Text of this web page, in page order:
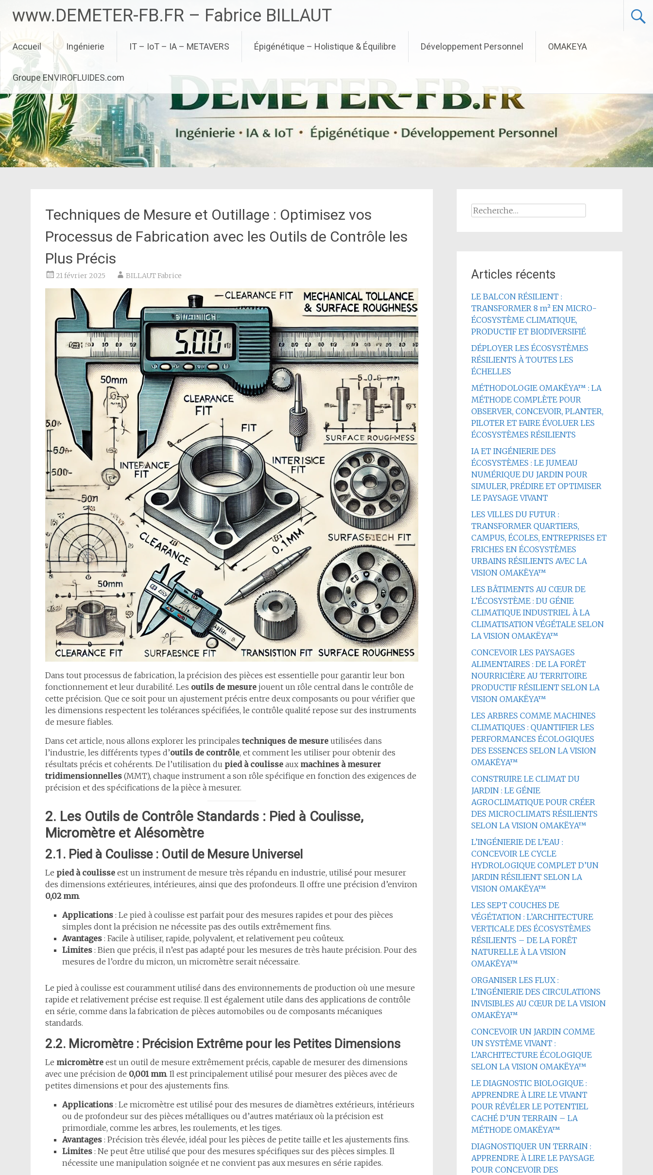
contenu
www.DEMETER-FB.FR – Fabrice BILLAUT
Accueil Ingénierie IT – IoT – IA – METAVERS Épigénétique – Holistique & Équilibre Développement Personnel OMAKEYA
Groupe ENVIROFLUIDES.com
Techniques de Mesure et Outillage : Optimisez vos
Processus de Fabrication avec les Outils de Contrôle les
Plus Précis
21 février 2025 BILLAUT Fabrice
Dans tout processus de fabrication, la précision des pièces est essentielle pour garantir leur bon
fonctionnement et leur durabilité. Les outils de mesure jouent un rôle central dans le contrôle de
cette précision. Que ce soit pour un ajustement précis entre deux composants ou pour vérifier que
les dimensions respectent les tolérances spécifiées, le contrôle qualité repose sur des instruments
de mesure fiables.
Dans cet article, nous allons explorer les principalestechniques de mesure utilisées dans
l’industrie, les différents types d’outils de contrôle, et comment les utiliser pour obtenir des
résultats précis et cohérents. De l’utilisation du pied à coulisse aux machines à mesurer
tridimensionnelles (MMT), chaque instrument a son rôle spécifique en fonction des exigences de
précision et des spécifications de la pièce à mesurer.
2. Les Outils de Contrôle Standards : Pied à Coulisse,
Micromètre et Alésomètre
2.1. Pied à Coulisse : Outil de Mesure Universel
Le pied à coulisse est un instrument de mesure très répandu en industrie, utilisé pour mesurer
des dimensions extérieures, intérieures, ainsi que des profondeurs. Il offre une précision d’environ
0,02 mm.
Applications : Le pied à coulisse est parfait pour des mesures rapides et pour des pièces
simples dont la précision ne nécessite pas des outils extrêmement fins.
Avantages : Facile à utiliser, rapide, polyvalent, et relativement peu coûteux.
Limites : Bien que précis, il n’est pas adapté pour les mesures de très haute précision. Pour des
mesures de l’ordre du micron, un micromètre serait nécessaire.
Le pied à coulisse est couramment utilisé dans des environnements de production où une mesure
rapide et relativement précise est requise. Il est également utile dans des applications de contrôle
en série, comme dans la fabrication de pièces automobiles ou de composants mécaniques
standards.
2.2. Micromètre : Précision Extrême pour les Petites Dimensions
Le micromètre est un outil de mesure extrêmement précis, capable de mesurer des dimensions
avec une précision de 0,001 mm. Il est principalement utilisé pour mesurer des pièces avec de
petites dimensions et pour des ajustements fins.
Applications : Le micromètre est utilisé pour des mesures de diamètres extérieurs, intérieurs
ou de profondeur sur des pièces métalliques ou d’autres matériaux où la précision est
primordiale, comme les arbres, les roulements, et les tiges.
Avantages : Précision très élevée, idéal pour les pièces de petite taille et les ajustements fins.
Limites : Ne peut être utilisé que pour des mesures spécifiques sur des pièces simples. Il
nécessite une manipulation soignée et ne convient pas aux mesures en série rapides.
Rechercher :
Articles récents
LE BALCON RÉSILIENT :
TRANSFORMER 8 m² EN MICRO-
ÉCOSYSTÈME CLIMATIQUE,
PRODUCTIF ET BIODIVERSIFIÉ
DÉPLOYER LES ÉCOSYSTÈMES
RÉSILIENTS À TOUTES LES
ÉCHELLES
MÉTHODOLOGIE OMAKËYA™ : LA
MÉTHODE COMPLÈTE POUR
OBSERVER, CONCEVOIR, PLANTER,
PILOTER ET FAIRE ÉVOLUER LES
ÉCOSYSTÈMES RÉSILIENTS
IA ET INGÉNIERIE DES
ÉCOSYSTÈMES : LE JUMEAU
NUMÉRIQUE DU JARDIN POUR
SIMULER, PRÉDIRE ET OPTIMISER
LE PAYSAGE VIVANT
LES VILLES DU FUTUR :
TRANSFORMER QUARTIERS,
CAMPUS, ÉCOLES, ENTREPRISES ET
FRICHES EN ÉCOSYSTÈMES
URBAINS RÉSILIENTS AVEC LA
VISION OMAKËYA™
LES BÂTIMENTS AU CŒUR DE
L’ÉCOSYSTÈME : DU GÉNIE
CLIMATIQUE INDUSTRIEL À LA
CLIMATISATION VÉGÉTALE SELON
LA VISION OMAKËYA™
CONCEVOIR LES PAYSAGES
ALIMENTAIRES : DE LA FORÊT
NOURRICIÈRE AU TERRITOIRE
PRODUCTIF RÉSILIENT SELON LA
VISION OMAKËYA™
LES ARBRES COMME MACHINES
CLIMATIQUES : QUANTIFIER LES
PERFORMANCES ÉCOLOGIQUES
DES ESSENCES SELON LA VISION
OMAKËYA™
CONSTRUIRE LE CLIMAT DU
JARDIN : LE GÉNIE
AGROCLIMATIQUE POUR CRÉER
DES MICROCLIMATS RÉSILIENTS
SELON LA VISION OMAKËYA™
L’INGÉNIERIE DE L’EAU :
CONCEVOIR LE CYCLE
HYDROLOGIQUE COMPLET D’UN
JARDIN RÉSILIENT SELON LA
VISION OMAKËYA™
LES SEPT COUCHES DE
VÉGÉTATION : L’ARCHITECTURE
VERTICALE DES ÉCOSYSTÈMES
RÉSILIENTS – DE LA FORÊT
NATURELLE À LA VISION
OMAKËYA™
ORGANISER LES FLUX :
L’INGÉNIERIE DES CIRCULATIONS
INVISIBLES AU CŒUR DE LA VISION
OMAKËYA™
CONCEVOIR UN JARDIN COMME
UN SYSTÈME VIVANT :
L’ARCHITECTURE ÉCOLOGIQUE
SELON LA VISION OMAKËYA™
LE DIAGNOSTIC BIOLOGIQUE :
APPRENDRE À LIRE LE VIVANT
POUR RÉVÉLER LE POTENTIEL
CACHÉ D’UN TERRAIN – LA
MÉTHODE OMAKËYA™
DIAGNOSTIQUER UN TERRAIN :
APPRENDRE À LIRE LE PAYSAGE
POUR CONCEVOIR DES